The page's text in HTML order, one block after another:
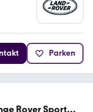
Parken
Rover Sport